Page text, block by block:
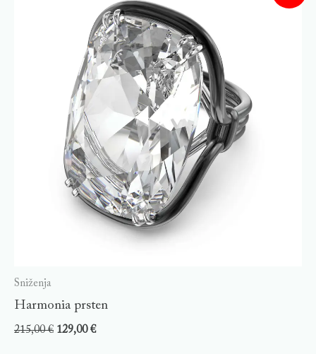
Sniženja
Harmonia prsten
215,00€ 129,00€